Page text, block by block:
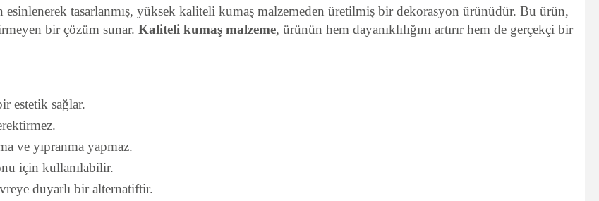
tasarlanmış, yüksek kaliteli kumaş malzemeden üretilmiş bir dekorasyon ürünüdür. Bu ürün,
bir çözüm sunar. Kaliteli kumaş malzeme, ürünün hem dayanıklılığını artırır hem de gerçekçi bir
estetik sağlar.
ve yıpranma yapmaz.
için kullanılabilir.
duyarlı bir alternatiftir.